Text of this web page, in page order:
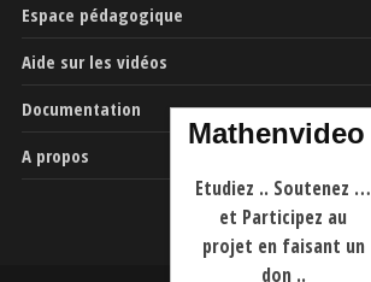
Espace pédagogique
Aide sur les vidéos
Documentation
A propos
Etudiez .. Soutenez …
et Participez au
projet en faisant un
don ..